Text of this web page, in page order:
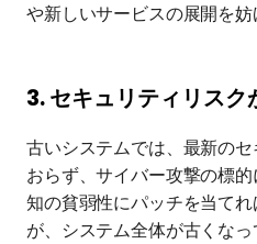
や新しいサービスの展開を妨
3. セキュリティリスク
古いシステムでは、最新の
おらず、サイバー攻撃の標
知の貧弱性にパッチを当て
が、システム全体が古くな